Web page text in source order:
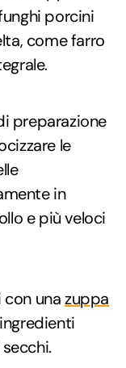
porcini
come farro
preparazione
le
in
e più veloci
con unazuppa